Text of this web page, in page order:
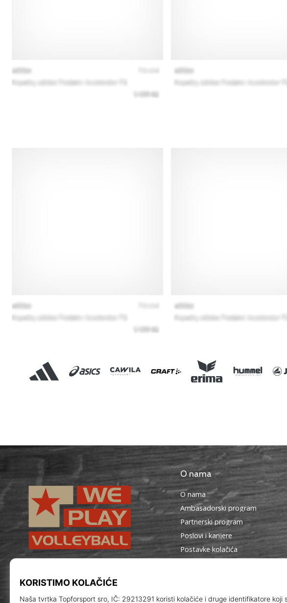
O nama
O nama
Ambasadorski program
Partnerski program
Poslovi i karijere
Postavke kolačića